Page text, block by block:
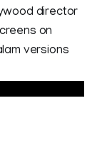
director
on
versions